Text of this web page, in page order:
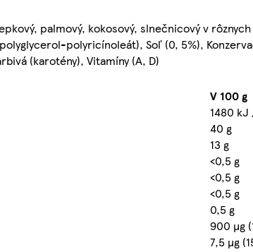
palmový, kokosový, slnečnicový v
polyricínoleát), Soľ (0, 5%),
(karotény), Vitamíny (A, D)
V 100 g
1480
40 g
13 g
<0,5 g
<0,5 g
<0,5 g
0,5 g
900 µg
7,5 µg